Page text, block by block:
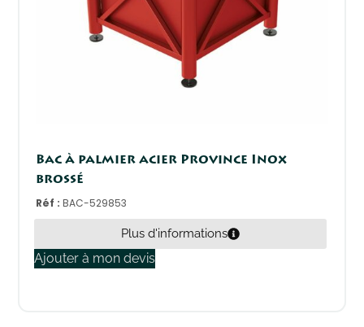
Bac à palmier acier Province Inox
brossé
Réf :BAC-529853
Plus d'informations
Ajouter à mon devis